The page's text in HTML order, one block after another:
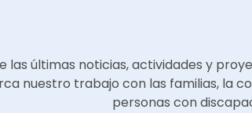
las últimas noticias, actividades y
nuestro trabajo con las familias, la
personas con